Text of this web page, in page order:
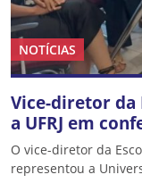
NOTÍCIAS
Vice-diretor da
a UFRJ em
O vice-diretor da
representou a